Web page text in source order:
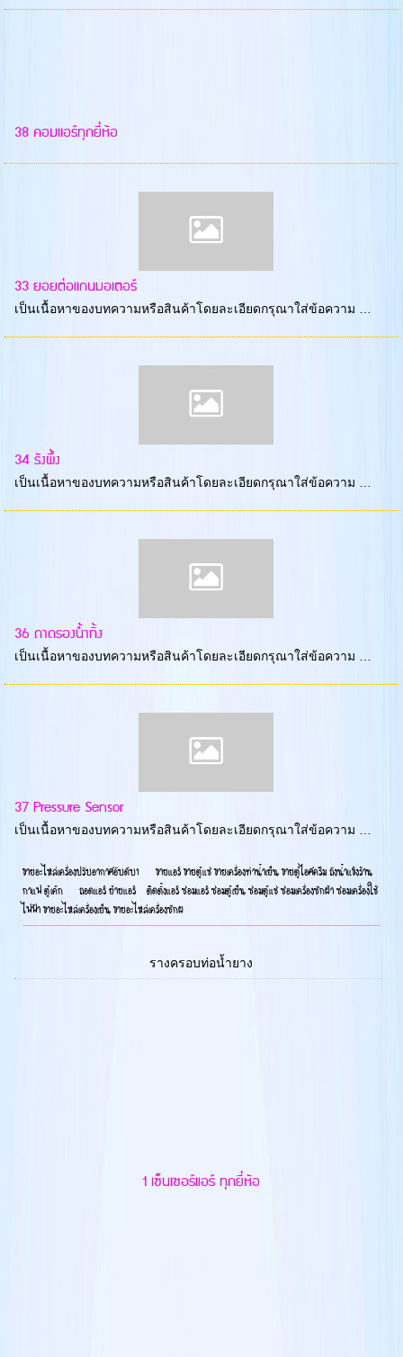
38 คอมเเอร์ทุกยี่ห้อ
33 ยอยต่อแกนมอเตอร์
เป็นเนื้อหาของบทความหรือสินค้าโดยละเอียดกรุณาใส่ข้อความ …
34 รังผึ้ง
เป็นเนื้อหาของบทความหรือสินค้าโดยละเอียดกรุณาใส่ข้อความ …
36 ถาดรองน้ำทิ้ง
เป็นเนื้อหาของบทความหรือสินค้าโดยละเอียดกรุณาใส่ข้อความ …
37 Pressure Sensor
เป็นเนื้อหาของบทความหรือสินค้าโดยละเอียดกรุณาใส่ข้อความ …
ขายอะไหล่เครื่องปรับอากาศอับดับ1 ขายแอร์ ขายตู้แช่ ขายเครื่องทำน้ำเย็น ขายตู้ไอศครีม ถังน้ำแข้งร้าน
กาแฟ ตู้เค้ก ถอดแอร์ ย้ายแอร์ ติดตั้งแอร์ ซ่อมแอร์ ซ่อมตู้เย็น ซ่อมตู้แช่ ซ่อมเครื่องซักผ้า ซ่อมเครื่องใช้
ไฟฟ้า ขายอะไหล่เครื่องเย็น ขายอะไหล่เครื่องซักผ
รางครอบท่อน้ำยาง
1 เซ็นเซอร์แอร์ ทุกยี่ห้อ